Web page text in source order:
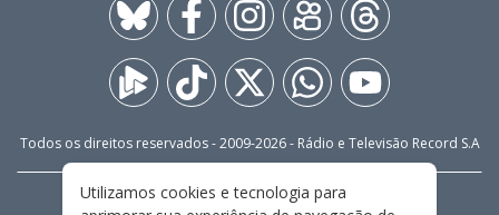
Todos os direitos reservados - 2009-2026- Rádio e Televisão Record S.A
FALE CONOSCO
PRIVACIDADE
Utilizamos cookies e tecnologia para